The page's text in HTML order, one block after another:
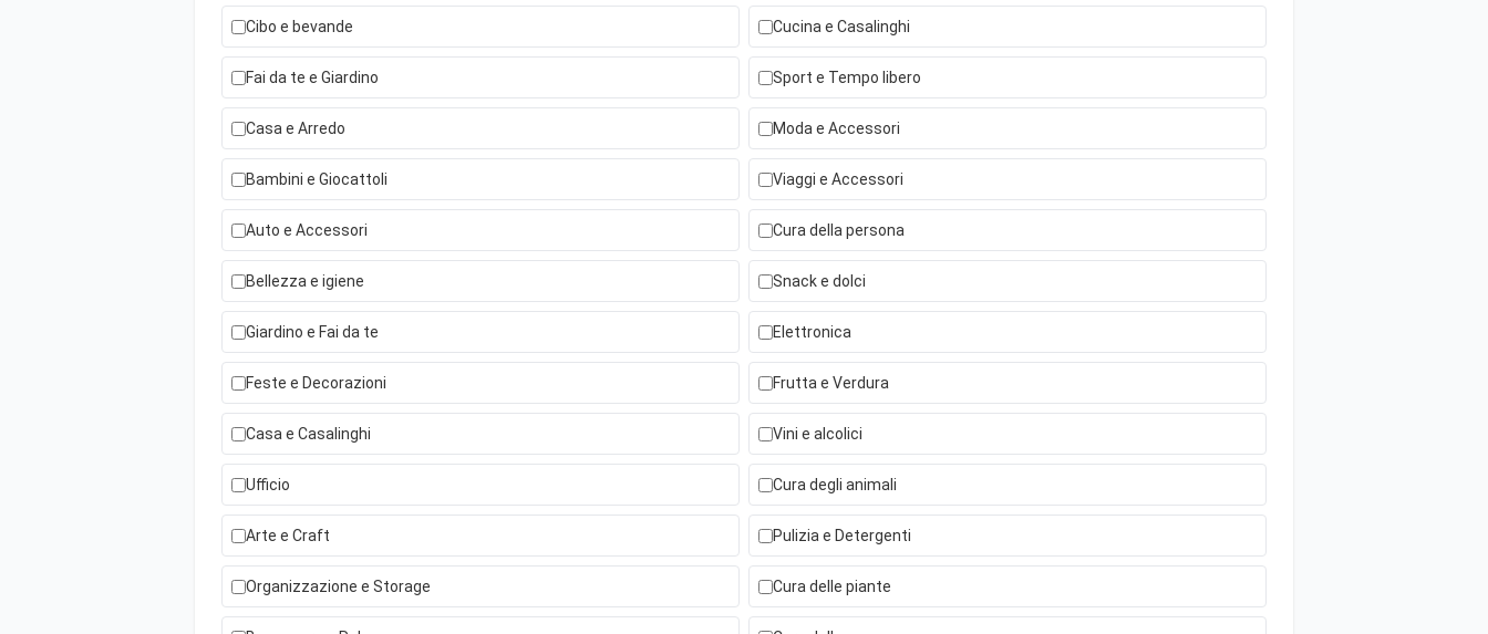
Cibo e bevande Cucina e Casalinghi
Fai da te e Giardino Sport e Tempo libero
Casa e Arredo Moda e Accessori
Bambini e Giocattoli Viaggi e Accessori
Auto e Accessori Cura della persona
Bellezza e igiene Snack e dolci
Giardino e Fai da te Elettronica
Feste e Decorazioni Frutta e Verdura
Casa e Casalinghi Vini e alcolici
Ufficio Cura degli animali
Arte e Craft Pulizia e Detergenti
Organizzazione e Storage Cura delle piante